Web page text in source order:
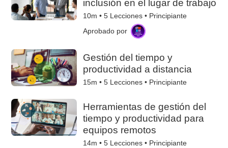
inclusión en el lugar de trabajo
10m •5 Lecciones • Principiante
Aprobado por
Gestión del tiempo y
productividad a distancia
15m •5 Lecciones • Principiante
Herramientas de gestión del
tiempo y productividad para
equipos remotos
14m •5 Lecciones • Principiante